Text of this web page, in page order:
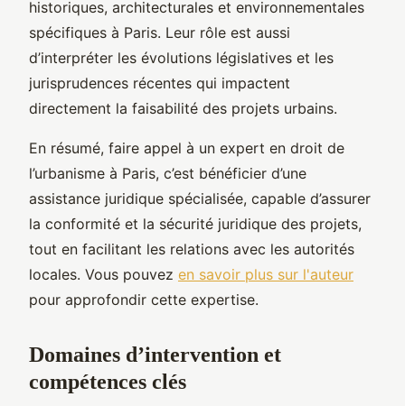
historiques, architecturales et environnementales
spécifiques à Paris. Leur rôle est aussi
d’interpréter les évolutions législatives et les
jurisprudences récentes qui impactent
directement la faisabilité des projets urbains.
En résumé, faire appel à un expert en droit de
l’urbanisme à Paris, c’est bénéficier d’une
assistance juridique spécialisée, capable d’assurer
la conformité et la sécurité juridique des projets,
tout en facilitant les relations avec les autorités
locales. Vous pouvez en savoir plus sur l'auteur
pour approfondir cette expertise.
Domaines d’intervention et
compétences clés